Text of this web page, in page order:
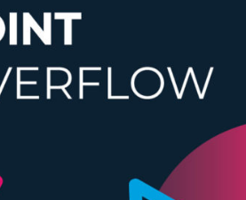
RÉSERVER / DÉTAILS